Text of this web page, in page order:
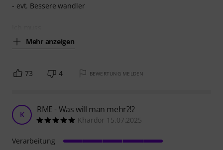
- evt. Bessere wandler
Mehr anzeigen
73 4 BEWERTUNG MELDEN
K RME - Was will man mehr?!?
Khardor 15.07.2025
Verarbeitung